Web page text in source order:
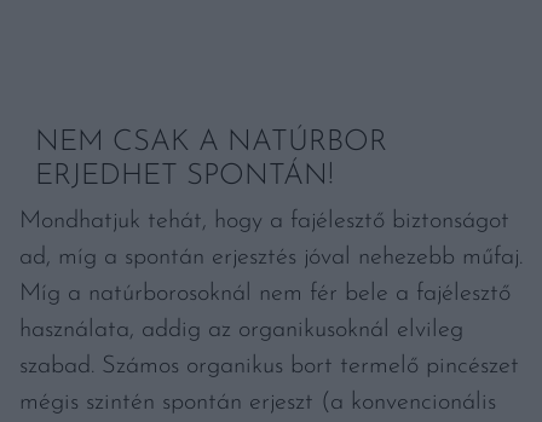
NEM CSAK A NATÚRBOR
ERJEDHET SPONTÁN!
Mondhatjuk tehát, hogy a fajélesztő biztonságot
ad, míg a spontán erjesztés jóval nehezebb műfaj.
Míg a natúrborosoknál nem fér bele a fajélesztő
használata, addig az organikusoknál elvileg
szabad. Számos organikus bort termelő pincészet
mégis szintén spontán erjeszt (a konvencionális